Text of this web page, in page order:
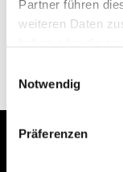
Partner führen
weiteren Daten
Notwendig
Präferenzen